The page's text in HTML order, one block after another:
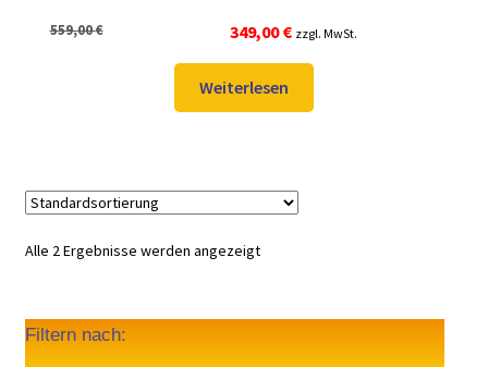
559,00€
Ursprünglicher
Preis
war:
559,00 €
349,00€Aktueller
Preis
349,00 €.
zzgl. MwSt.
Weiterlesen
Alle 2 Ergebnisse werden angezeigt
Filtern nach: